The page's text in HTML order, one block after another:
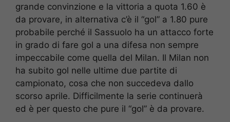
grande convinzione e la vittoria a quota 1.60 è
da provare, in alternativa c’è il “gol” a 1.80 pure
probabile perché il Sassuolo ha un attacco forte
in grado di fare gol a una difesa non sempre
impeccabile come quella del Milan. Il Milan non
ha subito gol nelle ultime due partite di
campionato, cosa che non succedeva dallo
scorso aprile. Difficilmente la serie continuerà
ed è per questo che pure il “gol” è da provare.